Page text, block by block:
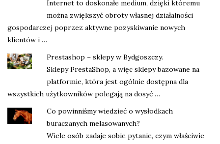
Internet to doskonałe medium, dzięki któremu
można zwiększyć obroty własnej działalności
gospodarczej poprzez aktywne pozyskiwanie nowych
klientów i …
Prestashop – sklepy w Bydgoszczy.
Sklepy PrestaShop, a więc sklepy bazowane na
platformie, która jest ogólnie dostępna dla
wszystkich użytkowników polegają na dosyć …
Co powinniśmy wiedzieć o wysłodkach
buraczanych melasowanych?
Wiele osób zadaje sobie pytanie, czym właściwie